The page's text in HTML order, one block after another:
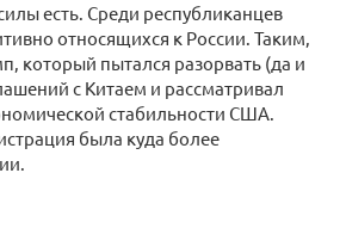
есть. Среди республиканцев
относящихся к России. Таким,
который пытался разорвать (да и
с Китаем и рассматривал
стабильности США.
была куда более